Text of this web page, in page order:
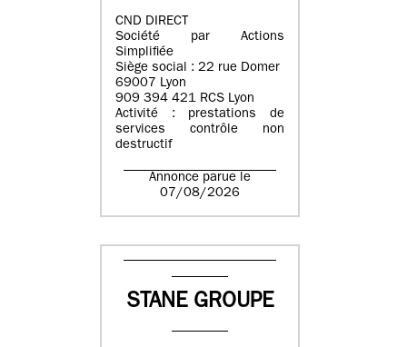
CND DIRECT
Société par Actions
Simplifiée
Siège social : 22 rue Domer
69007 Lyon
909 394 421 RCS Lyon
Activité : prestations de
services contrôle non
destructif
Annonce parue le
07/08/2026
STANE GROUPE